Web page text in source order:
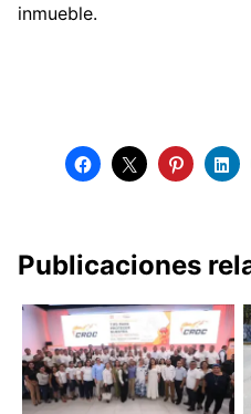
inmueble.
Publicaciones